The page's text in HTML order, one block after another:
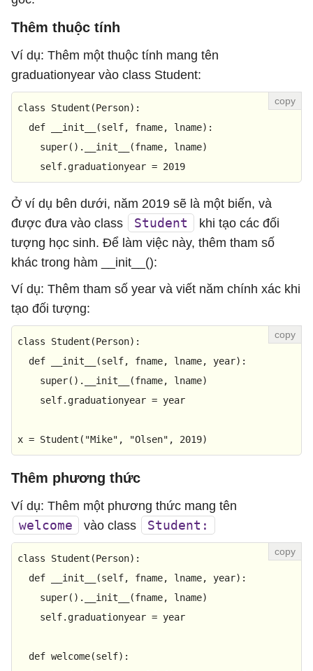
Thêm thuộc tính
Ví dụ: Thêm một thuộc tính mang tên
graduationyear vào class Student:
class Student (Person):
  def
__init__
(self, fname, lname):
super(). __init__
(fname, lname)
    self.
graduationyear = 2019
Ở ví dụ bên dưới, năm 2019 sẽ là một biến, và
được đưa vào class
Student
khi tạo các đối
tượng học sinh. Để làm việc này, thêm tham số
khác trong hàm __init__():
Ví dụ: Thêm tham số year và viết năm chính xác khi
tạo đối tượng:
class Student (Person):
def
__init__ (self, fname, lname, year):
super().__init__(fname, lname)
    self.graduationyear = year
x = Student( "Mike" , "Olsen" , 2019)
Thêm phương thức
Ví dụ: Thêm một phương thức mang tên
welcome vào class Student:
class Student (Person):
def
__init__ (self, fname, lname, year):
super().__init__(fname, lname)
    self.graduationyear = year
def welcome(self):